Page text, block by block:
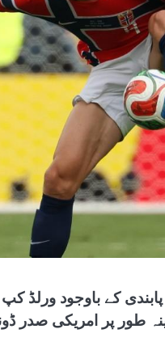
کے باوجود ورلڈ
طور پر امریکی صدر